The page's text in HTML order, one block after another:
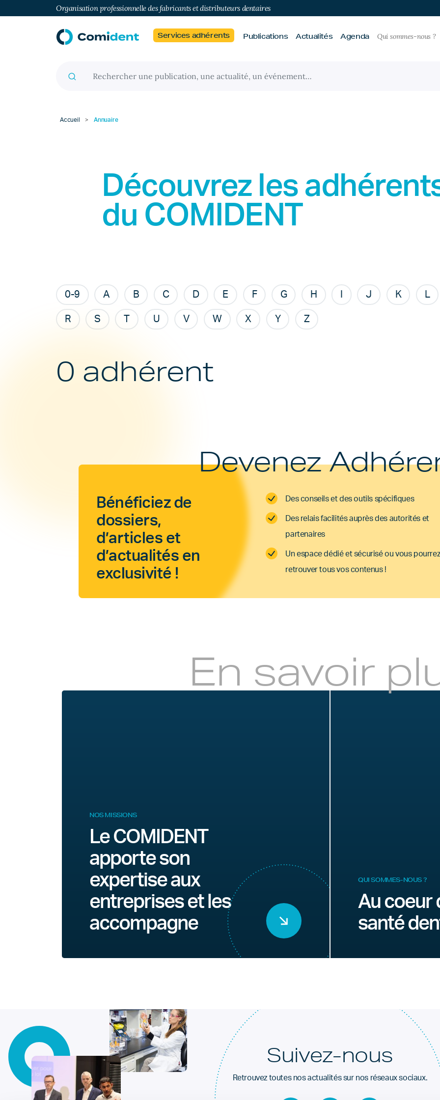
Organisation professionnelle des fabricants et distributeurs dentaires
Services adhérents Publications Actualités Agenda Qui sommes-nous ?
Accueil > Annuaire
Découvrez les
du COMIDENT
0-9 A B C D E F G H J K L
R S U V W X Y Z
0 adhérent
Devenez
Bénéficiez de
dossiers,
d’articles et
d’actualités en
exclusivité !
Des conseils et des outils spécifiques
Des relais facilités auprès des autorités et
partenaires
Un espace dédié et sécurisé ou vous pourrez
retrouver tous vos contenus !
En savoir
NOS MISSIONS
Le COMIDENT
apporte son
expertise aux
entreprises et les
accompagne
QUI SOMMES-NOUS ?
Au coeur
santé
Suivez-nous
Retrouvez toutes nos actualités sur nos réseaux sociaux.